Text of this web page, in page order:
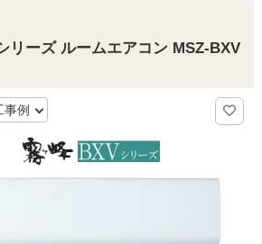
リーズ ルームエアコン MSZ-BXV
例